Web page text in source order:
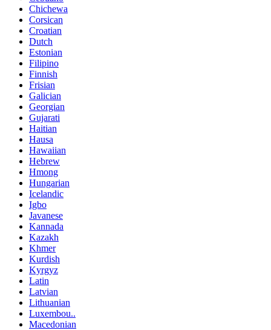
Chichewa
Corsican
Croatian
Dutch
Estonian
Filipino
Finnish
Frisian
Galician
Georgian
Gujarati
Haitian
Hausa
Hawaiian
Hebrew
Hmong
Hungarian
Icelandic
Igbo
Javanese
Kannada
Kazakh
Khmer
Kurdish
Kyrgyz
Latin
Latvian
Lithuanian
Luxembou..
Macedonian